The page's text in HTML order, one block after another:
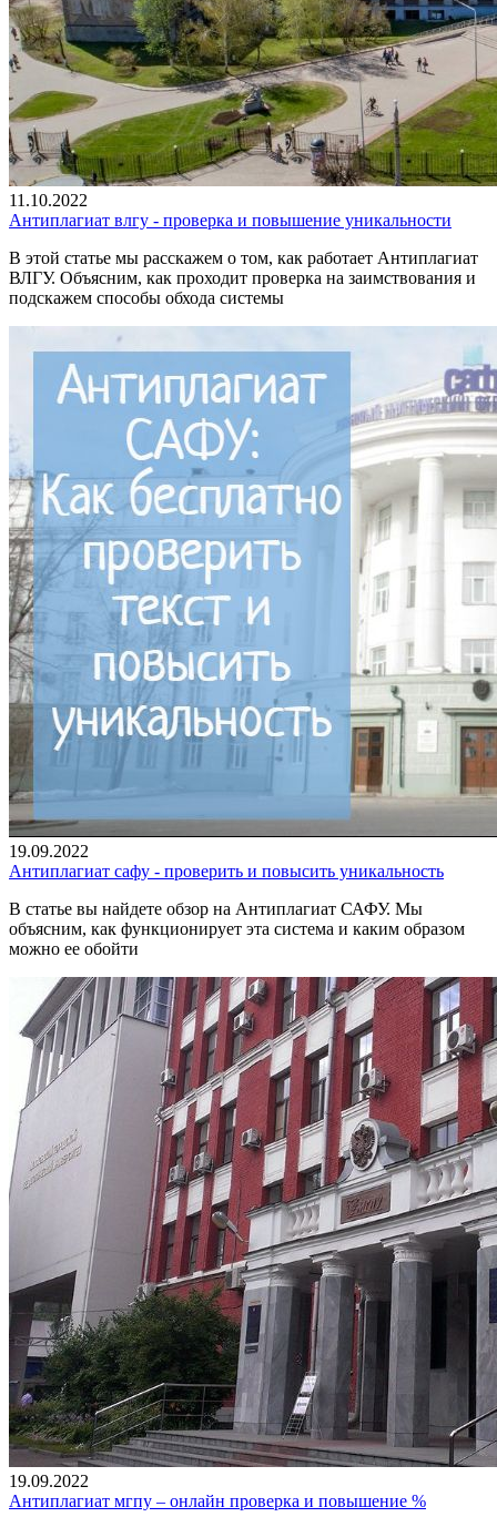
11.10.2022
Антиплагиат влгу - проверка и повышение уникальности
В этой статье мы расскажем о том, как работает Антиплагиат
ВЛГУ. Объясним, как проходит проверка на заимствования и
подскажем способы обхода системы
19.09.2022
Антиплагиат сафу - проверить и повысить уникальность
В статье вы найдете обзор на Антиплагиат САФУ. Мы
объясним, как функционирует эта система и каким образом
можно ее обойти
19.09.2022
Антиплагиат мгпу – онлайн проверка и повышение %